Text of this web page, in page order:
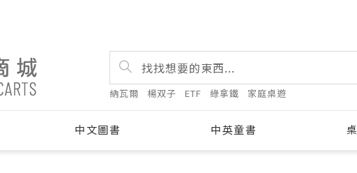
納瓦爾 楊双子 ETF 綠拿鐵 家庭桌遊
中文圖書 中英童書